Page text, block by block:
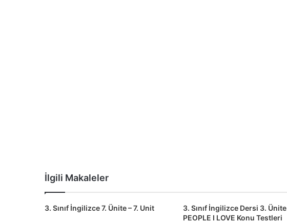
İlgili Makaleler
3. Sınıf İngilizce 7. Ünite – 7. Unit
3. Sınıf İngilizce Dersi 3. Ünite
PEOPLE I LOVE Konu Testleri